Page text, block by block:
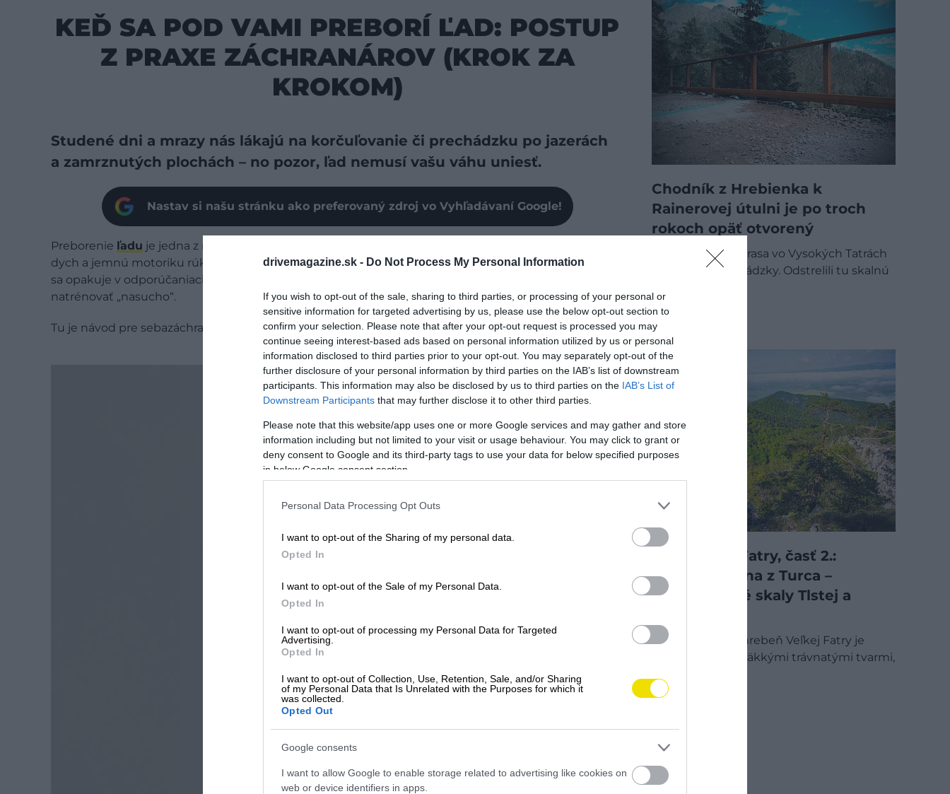
drivemagazine.sk - Do Not Process My Personal Information
If you wish to opt-out of the sale, sharing to third parties, or processing of your personal or
sensitive information for targeted advertising by us, please use the below opt-out section to
confirm your selection. Please note that after your opt-out request is processed you may
continue seeing interest-based ads based on personal information utilized by us or personal
information disclosed to third parties prior to your opt-out. You may separately opt-out of the
further disclosure of your personal information by third parties on the IAB’s list of downstream
participants. This information may also be disclosed by us to third parties on the IAB’s List of
Downstream Participants that may further disclose it to other third parties.
Please note that this website/app uses one or more Google services and may gather and store
information including but not limited to your visit or usage behaviour. You may click to grant or
deny consent to Google and its third-party tags to use your data for below specified purposes
in below Google consent section.
Personal Data Processing Opt Outs
I want to opt-out of the Sharing of my personal data.
Opted In
I want to opt-out of the Sale of my Personal Data.
Opted In
I want to opt-out of processing my Personal Data for Targeted
Advertising.
Opted In
I want to opt-out of Collection, Use, Retention, Sale, and/or Sharing
of my Personal Data that Is Unrelated with the Purposes for which it
was collected.
Opted Out
Google consents
I want to allow Google to enable storage related to advertising like cookies on
web or device identifiers in apps.
KEĎ SA POD VAMI PREBORÍ ĽAD: POSTUP
Z PRAXE ZÁCHRANÁROV (KROK ZA
KROKOM)
Studené dni a mrazy nás lákajú na korčuľovanie či prechádzku po jazerách
a zamrznutých plochách – no pozor, ľad nemusí vašu váhu uniesť.
Nastav si našu stránku ako preferovaný zdroj vo Vyhľadávaní Google!
Preborenie ľadu je jedna z najnepríjemnejších zimných situácií: šok z ľadovej vody vám „ukradne“
dych a jemnú motoriku rúk v priebehu minút. Dobrá správa je, že existuje jednoduchý postup, ktorý
sa opakuje v odporúčaniach vodných záchranárov a bezpečnostných organizácií po svete – a dá sa
natrénovať „nasucho“.
Tu je návod pre sebazáchranu, aj pre situáciu, keď pomáhate niekomu inému.
Chodník z Hrebienka k
Rainerovej útulni je po troch
rokoch opäť otvorený
Najvyťaženejšia trasa vo Vysokých Tatrách
sa vrátila do prevádzky. Odstrelili tu skalnú
OUTDOOR
Túry Veľkej Fatry, časť 2.:
Západná brána z Turca –
Adrenalinové skaly Tlstej a
Zatiaľ čo hlavný hrebeň Veľkej Fatry je
známy svojimi mäkkými trávnatými tvarmi,
OUTDOOR